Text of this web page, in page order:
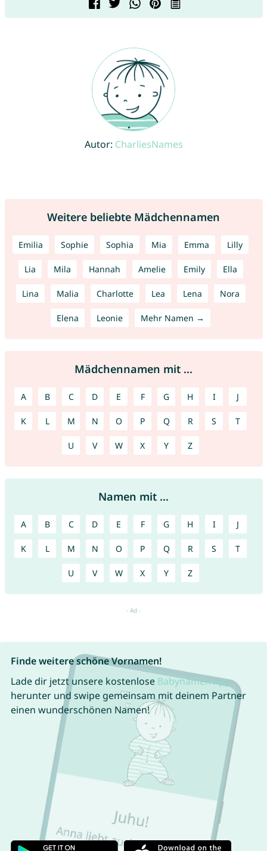
Autor: CharliesNames
Weitere beliebte Mädchennamen
Emilia Sophie Sophia Mia Emma Lilly
Lia Mila Hannah Amelie Emily Ella
Lina Malia Charlotte Lea Lena Nora
Elena Leonie Mehr Namen →
Mädchennamen mit ...
A B C D E F G H I J
K L M N O P Q R S T
U V W X Y Z
Namen mit ...
A B C D E F G H I J
K L M N O P Q R S T
U V W X Y Z
Finde weitere schöne Vornamen!
Lade dir jetzt unsere kostenlose Babynamen App
herunter und swipe gemeinsam mit deinem Partner
einen wunderschönen Namen!